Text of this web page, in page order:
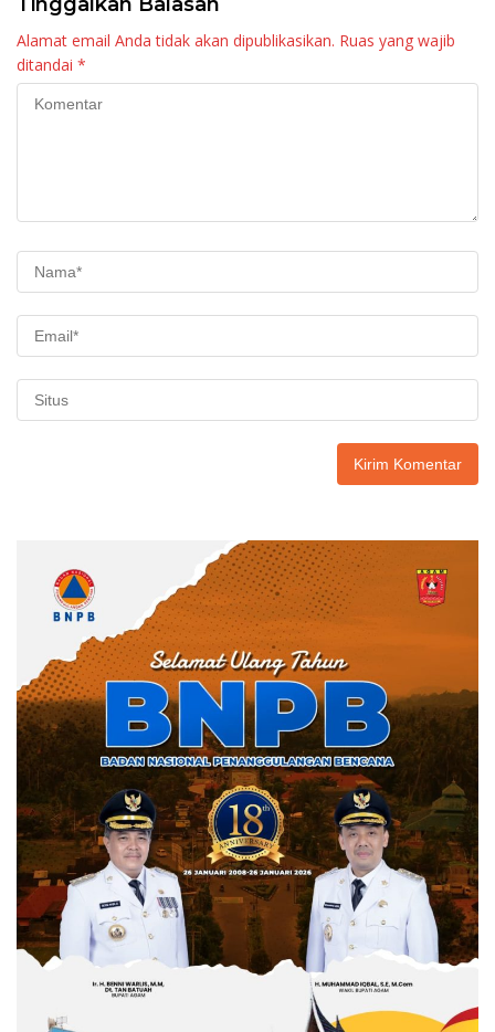
Alamat email Anda tidak akan dipublikasikan. Ruas yang wajib
ditandai *